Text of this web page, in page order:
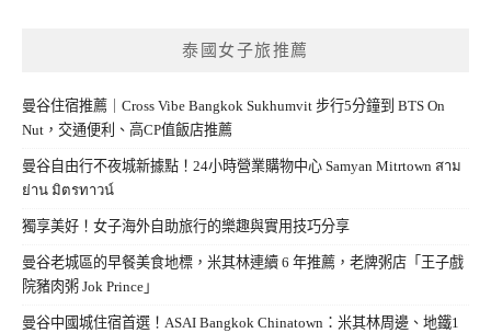
泰國女子旅推薦
曼谷住宿推薦｜Cross Vibe Bangkok Sukhumvit 步行5分鐘到 BTS On
Nut，交通便利、高CP值飯店推薦
曼谷自由行不夜城新據點！24小時營業購物中心 Samyan Mitrtown สาม
ย่าน มิตรทาวน์
獨享美好！女子海外自助旅行的樂趣與實用技巧分享
曼谷老城區的早餐美食地標，米其林連續 6 年推薦，老牌粥店「王子戲
院豬肉粥 Jok Prince」
曼谷中國城住宿首選！ASAI Bangkok Chinatown：米其林周邊、地鐵1